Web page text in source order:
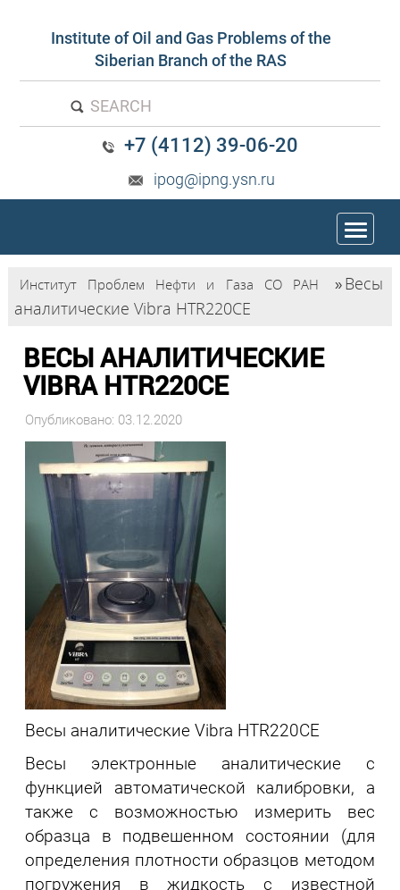
Institute of Oil and Gas Problems of the
Siberian Branch of the RAS
SEARCH
+7 (4112) 39-06-20
ipog@ipng.ysn.ru
trk
Институт Проблем Нефти и Газа СО РАН »Весы
аналитические Vibra HTR220СЕ
ВЕСЫ АНАЛИТИЧЕСКИЕ
VIBRA HTR220СЕ
Опубликовано: 03.12.2020
Весы аналитические Vibra HTR220СЕ
Весы электронные аналитические с
функцией автоматической калибровки, а
также с возможностью измерить вес
образца в подвешенном состоянии (для
определения плотности образцов методом
погружения в жидкость с известной